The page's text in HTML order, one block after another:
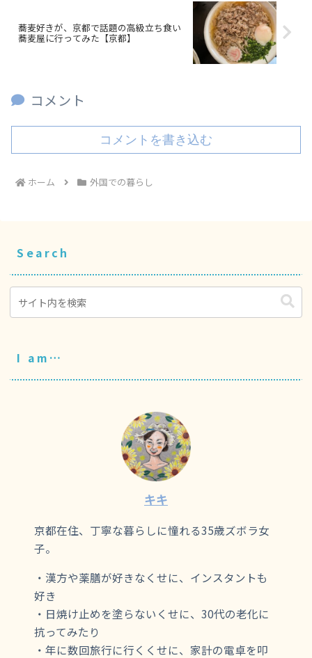
蕎麦好きが、京都で話題の高級立ち食い
蕎麦屋に行ってみた【京都】
コメント
コメントを書き込む
ホーム 外国での暮らし
Search
I am…
キキ
京都在住、丁寧な暮らしに憧れる35歳ズボラ女
子。
・漢方や薬膳が好きなくせに、インスタントも
好き
・日焼け止めを塗らないくせに、30代の老化に
抗ってみたり
・年に数回旅行に行くくせに、家計の電卓を叩